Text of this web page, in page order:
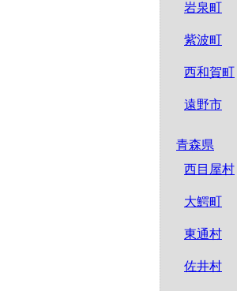
岩泉町
紫波町
西和賀町
遠野市
青森県
西目屋村
大鰐町
東通村
佐井村